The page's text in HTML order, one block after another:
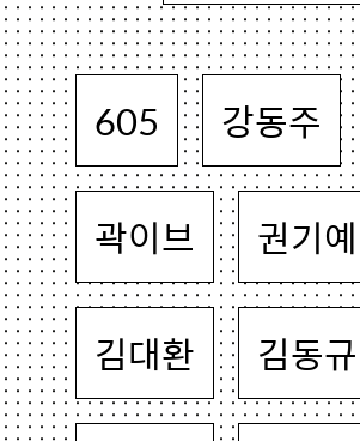
605 강동주
곽이브 권기예
김대환 김동규